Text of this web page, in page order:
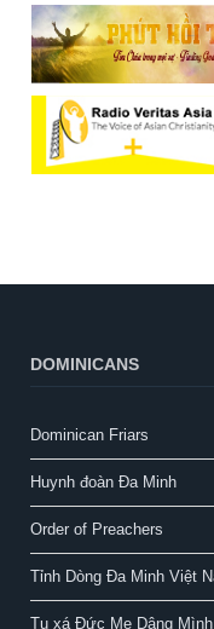
DOMINICANS
Dominican Friars
Huynh đoàn Đa Minh
Order of Preachers
Tỉnh Dòng Đa Minh Việt
Tu xá Đức Mẹ Dâng Mình